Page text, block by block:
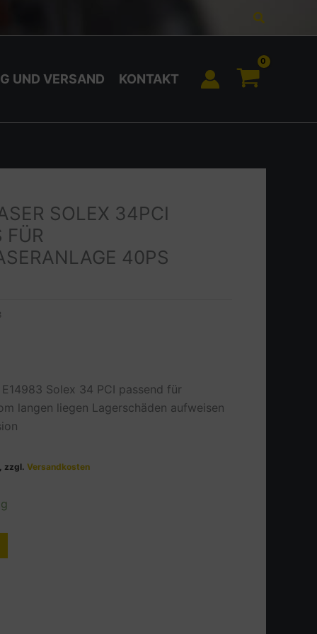
Suchen
UND VERSAND KONTAKT
SOLEX 34PCI
FÜR
40PS
Solex 34 PCI passend für
langen liegen Lagerschäden aufweisen
zzgl.Versandkosten